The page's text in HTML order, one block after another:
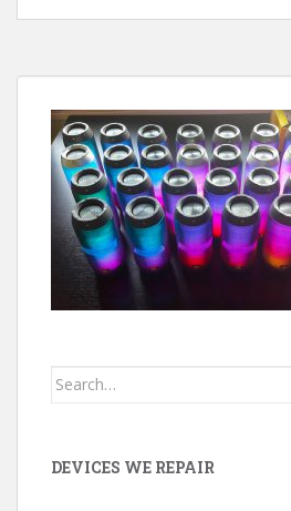
Search
DEVICES WE REPAIR